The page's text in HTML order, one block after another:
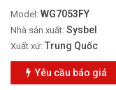
Model: WG7053FY
Nhà sản xuất: Sysbel
Xuất xứ: Trung Quốc
Yêu cầu báo giá